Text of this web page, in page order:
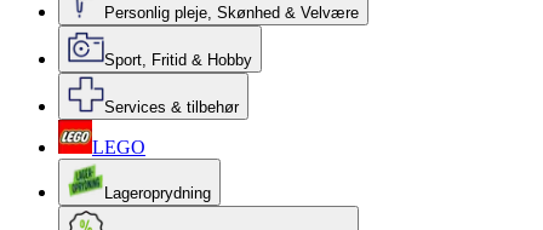
Personlig pleje, Skønhed & Velvære
Sport, Fritid & Hobby
Services & tilbehør
LEGO
Lageroprydning